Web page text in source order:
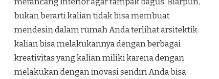
bukan berarti kalian tidak bisa membuat
mendesin dalam rumah Anda terlihat arsitektik.
kalian bisa melakukannya dengan berbagai
kreativitas yang kalian miliki karena dengan
melakukan dengan inovasi sendiri Anda bisa